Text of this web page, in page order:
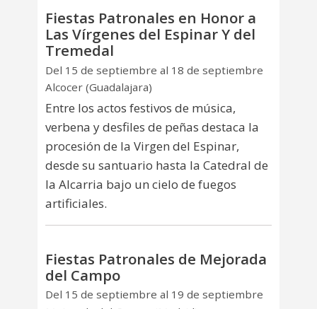
Fiestas Patronales en Honor a
Las Vírgenes del Espinar Y del
Tremedal
Del 15 de septiembre al 18 de septiembre
Alcocer (Guadalajara)
Entre los actos festivos de música,
verbena y desfiles de peñas destaca la
procesión de la Virgen del Espinar,
desde su santuario hasta la Catedral de
la Alcarria bajo un cielo de fuegos
artificiales.
Fiestas Patronales de Mejorada
del Campo
Del 15 de septiembre al 19 de septiembre